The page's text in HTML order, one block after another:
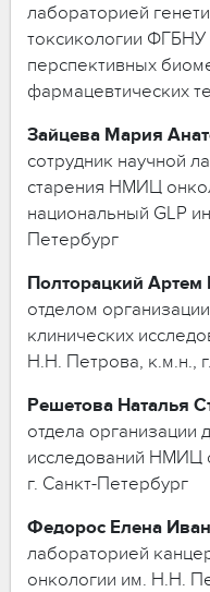
лабораторией
токсикологии
перспективных
фармацевтических
Зайцева Мария
сотрудник научной
старения НМИЦ
национальный GLP
Петербург
Полторацкий Артем
отделом
клинических
Н.Н. Петрова, к.м.н.,
Решетова Наталья
отдела организации
исследований НМИЦ
г. Санкт-Петербург
Федорос Елена
лабораторией
онкологии им. Н.Н.